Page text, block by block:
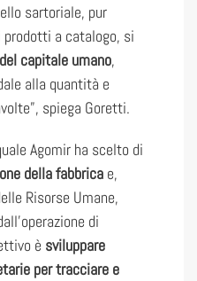
sartoriale, pur
a catalogo, si
capitale umano,
alla quantità e
spiega Goretti.
Agomir ha scelto di
della fabbrica e,
Risorse Umane,
di
è sviluppare
per tracciare e